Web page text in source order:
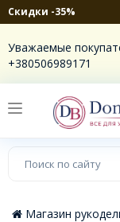
Скидки -35%
Уважаемые
+380506989171
Магазин